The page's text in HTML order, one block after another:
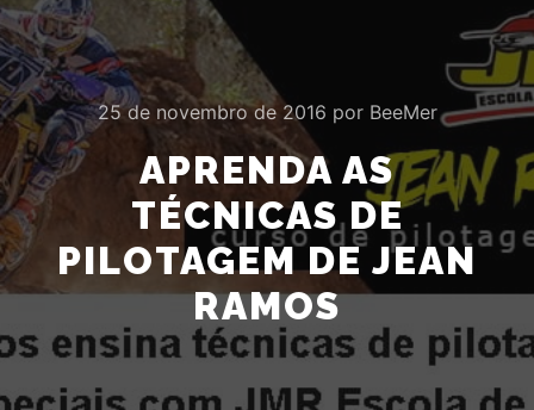
25 de novembro de 2016 por BeeMer
APRENDA AS
TÉCNICAS DE
PILOTAGEM DE JEAN
RAMOS